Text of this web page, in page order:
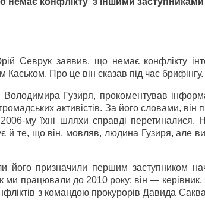
Севрук заявив, що немає конфлікту
Про це він сказав під час брифінгу.
Володимира Гузиря, прокоментував
активістів. За його словами, він
му їхні шляхи справді перетиналися.
й те, що він, мовляв, людина Гузиря, але
призначили першим заступником
ми працювали до 2010 року: він —
з командою прокурорів Давида